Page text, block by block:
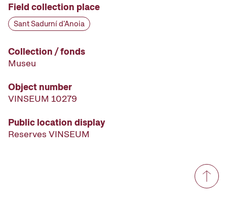
Field collection place
Sant Sadurní d'Anoia
Collection / fonds
Museu
Object number
VINSEUM 10279
Public location display
Reserves VINSEUM